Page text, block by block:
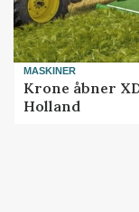
MASKINER
Krone åbner
Holland